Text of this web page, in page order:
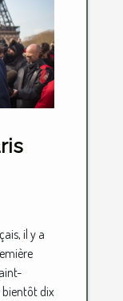
il y a
bientôt dix